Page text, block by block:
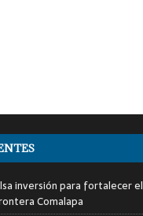
inversión para fortalecer el
Comalapa